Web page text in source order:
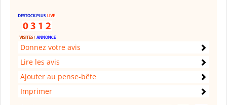
Donnez votre avis
Lire les avis
Ajouter au pense-bête
Imprimer